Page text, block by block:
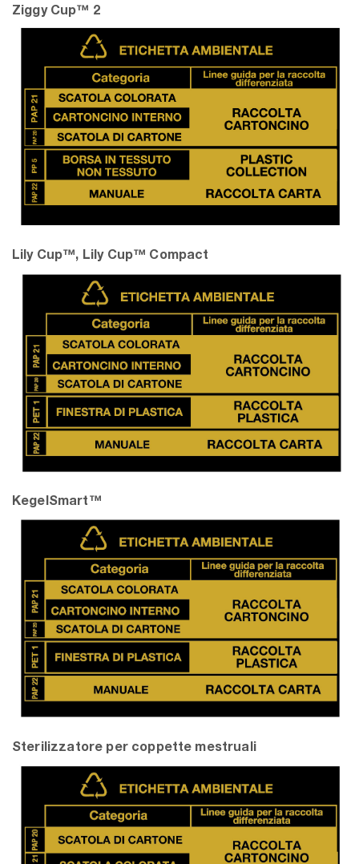
Ziggy Cup™ 2
Lily Cup™, Lily Cup™ Compact
KegelSmart™
Sterilizzatore per coppette mestruali